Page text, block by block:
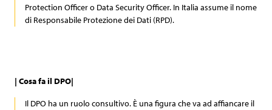
Protection Officer o Data Security Officer. In Italia assume il nome
di Responsabile Protezione dei Dati (RPD).
| Cosa fa il DPO|
Il DPO ha un ruolo consultivo. È una figura che va ad affiancare il